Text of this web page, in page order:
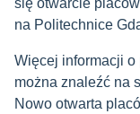
się otwarcie
na Politechnice
Więcej informacji
można znaleźć na
Nowo otwarta